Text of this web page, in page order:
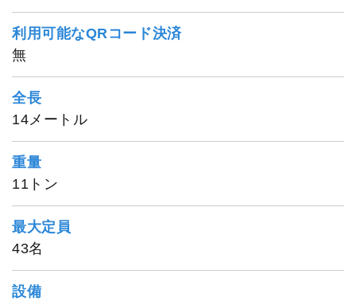
利用可能なQRコード決済
無
全長
14メートル
重量
11トン
最大定員
43名
設備